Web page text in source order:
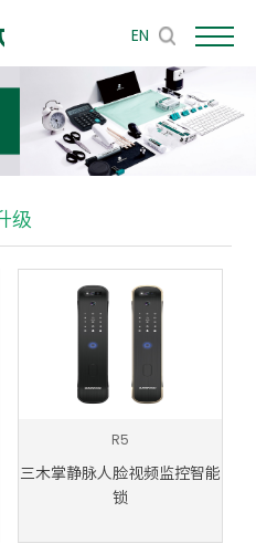
EN
级
R5
三木掌静脉人脸视频监控智能
锁